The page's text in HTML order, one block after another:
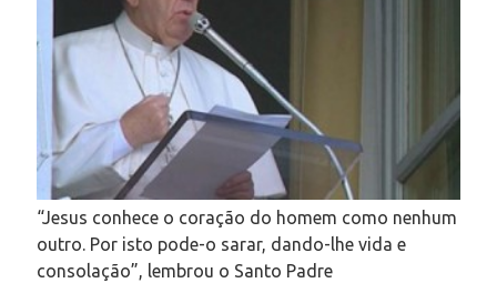
“Jesus conhece o coração do homem como nenhum
outro. Por isto pode-o sarar, dando-lhe vida e
consolação”, lembrou o Santo Padre